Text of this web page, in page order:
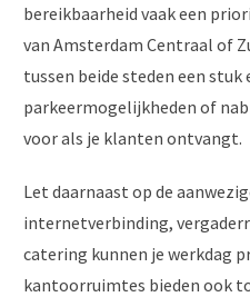
bereikbaarheid vaak een
van Amsterdam Centraal of
tussen beide steden een stuk
parkeermogelijkheden of
voor als je klanten ontvangt.
Let daarnaast op de
internetverbinding,
catering kunnen je werkdag
kantoorruimtes bieden ook